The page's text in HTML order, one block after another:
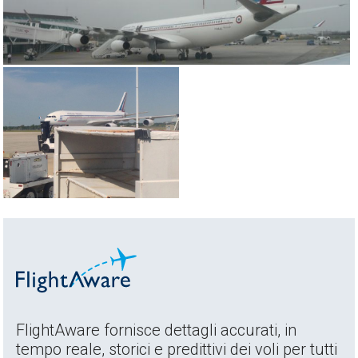
FlightAware fornisce dettagli accurati, in
tempo reale, storici e predittivi dei voli per tutti